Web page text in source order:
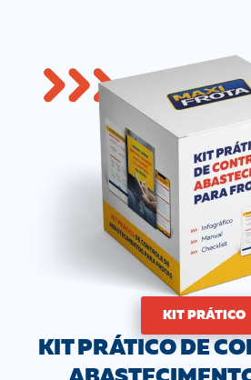
KIT PRÁTICO
KIT PRÁTICO DE